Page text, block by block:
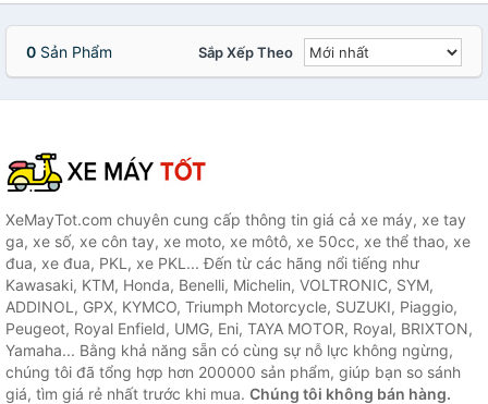
0 Sản Phẩm Sắp Xếp Theo
XeMayTot.com chuyên cung cấp thông tin giá cả xe máy, xe tay
ga, xe số, xe côn tay, xe moto, xe môtô, xe 50cc, xe thể thao, xe
đua, xe đua, PKL, xe PKL... Đến từ các hãng nổi tiếng như
Kawasaki, KTM, Honda, Benelli, Michelin, VOLTRONIC, SYM,
ADDINOL, GPX, KYMCO, Triumph Motorcycle, SUZUKI, Piaggio,
Peugeot, Royal Enfield, UMG, Eni, TAYA MOTOR, Royal, BRIXTON,
Yamaha... Bằng khả năng sẵn có cùng sự nỗ lực không ngừng,
chúng tôi đã tổng hợp hơn 200000 sản phẩm, giúp bạn so sánh
giá, tìm giá rẻ nhất trước khi mua. Chúng tôi không bán hàng.